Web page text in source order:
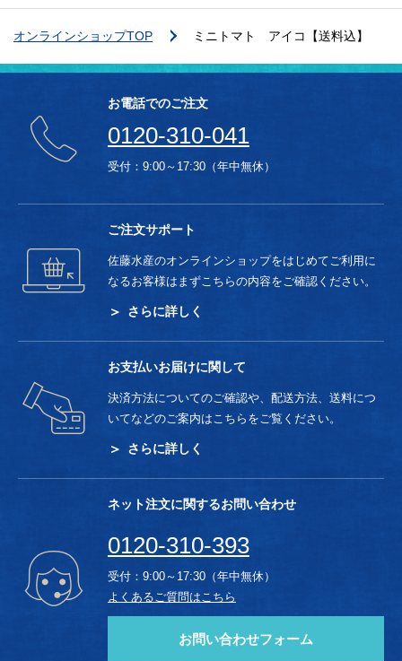
オンラインショップTOP ミニトマト アイコ【送料込】
お電話でのご注文
0120-310-041
受付：9:00～17:30（年中無休）
ご注文サポート
佐藤水産のオンラインショップをはじめてご利用に
なるお客様はまずこちらの内容をご確認ください。
さらに詳しく
お支払いお届けに関して
決済方法についてのご確認や、配送方法、送料につ
いてなどのご案内はこちらをご覧ください。
さらに詳しく
ネット注文に関するお問い合わせ
0120-310-393
受付：9:00～17:30（年中無休）
よくあるご質問はこちら
お問い合わせフォーム